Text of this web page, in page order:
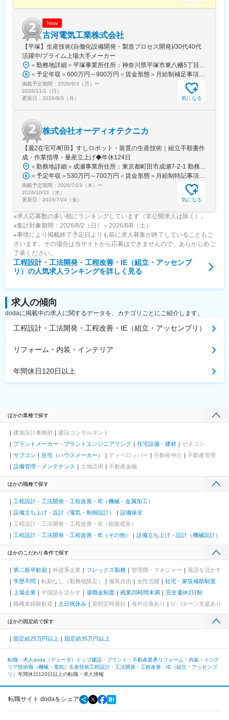
変更の範囲：会社の定める業務
New
古河電気工業株式会社
【平塚】生産技術(自働化設備開発・製造プロセス開発)/30代40代
活躍中/プライム上場大手メーカー
＜勤務地詳細＞平塚事業所住所：神奈川県平塚市東八幡5丁目1番9号 勤務地最寄駅：JR湘南新宿ライン・東海道本線／平塚駅受動喫煙対策：屋内全面禁煙変更の範囲：会社の定める事業所（リモートワーク含む）
＜予定年収＞600万円～900万円＜賃金形態＞月給制補足事項なし＜賃金内訳＞月額（基本給）：250,000円～450,000円＜月給＞250,000円～450,000円＜昇給有無＞有＜残業手当＞有＜給与補足＞補足事項なし賃金はあくまでも目安の金額であり、選考を通じて上下する可能性があります。月給(月額)は固定手当を含めた表記です。
掲載予定期間： 2026/8/3（月） 〜
2026/11/1（日）
更新日： 2026/8/3（月） 気になる
株式会社オーディオテクニカ
【週2在宅可/町田】すしロボット・装置の生産技術｜組立手順書作
成・作業指導・量産立上げ◆年休124日
＜勤務地詳細＞成瀬事業所住所：東京都町田市成瀬7-2-1 勤務地最寄駅：横浜線／成瀬駅受動喫煙対策：屋内全面禁煙変更の範囲：会社の定める事業所
＜予定年収＞530万円～700万円＜賃金形態＞月給制特記事項なし＜賃金内訳＞月額（基本給）：250,300円～340,000円その他固定手当/月：20,000円＜月給＞270,300円～360,000円＜昇給有無＞有＜残業手当＞有＜給与補足＞■補足：記載の年収は残業時間20時間を見込んだ金額となっています。■賞与：年2回(6月、12月)■昇給：年1回(6月)に実施会社業績目標他達成の場合、別途臨時賞与あり(上記金額に含まず)賃金はあくまでも目安の金額であり、選考を通じて上下する可能性があります。月給(月額)は固定手当を含めた表記です。
掲載予定期間： 2026/7/23（木） 〜
2026/10/21（水）
更新日： 2026/7/24（金） 気になる
※求人応募数の多い順にランキングしています（非公開求人は除く）。
※集計対象期間：2026/8/2（日）～2026/8/8（土）
※事情により掲載終了予定日よりも前に求人募集が終了していることもご
ざいます。その場合は当サイトから応募はできませんので、あらかじめご
了承ください。
工程設計・工法開発・工程改善・IE（組立・アッセンブ
リ） の人気求人ランキングを詳しく見る
求人の傾向
dodaに掲載中の求人に関するデータを、カテゴリごとにご紹介します。
工程設計・工法開発・工程改善・IE（組立・アッセンブリ）
リフォーム・内装・インテリア
年間休日120日以上
ほかの業種で探す
建築設計事務所
建設コンサルタント
プラントメーカー・プラントエンジニアリング
住宅設備・建材
ゼネコン
サブコン
住宅（ハウスメーカー） ディベロッパー 不動産仲介
不動産管理
設備管理・メンテナンス
土地活用 不動産金融
ほかの職種で探す
工程設計・工法開発・工程改善・IE（機械・金属加工）
設備立ち上げ・設計（電気・制御設計）
設備保全
工程設計・工法開発・工程改善・IE（樹脂成形）
工程設計・工法開発・工程改善・IE（その他）
設備立ち上げ・設計（機械設計）
ほかのこだわり条件で探す
第二新卒歓迎 外資系企業 フレックス勤務 管理職・マネジャー
英語を活かす
学歴不問
転勤なし（勤務地限定） 服装自由 女性活躍
社宅・家賃補助制度
上場企業
中国語を活かす 退職金制度 残業20時間未満
完全週休2日制
職種未経験歓迎
土日祝休み 原則定時退社 海外出張あり U・Iターン支援あり
ほかの固定給で探す
固定給25万円以上 固定給35万円以上
転職・求人doda（デューダ）トップ建設・プラント・不動産業界リフォーム・内装・インテ
リア技術職（機械・電気） 生産技術工程設計・工法開発・工程改善・IE（組立・アッセンブ
リ） 年間休日120日以上の転職・求人情報
転職サイト dodaをシェア